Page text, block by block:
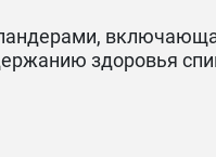
здоровья